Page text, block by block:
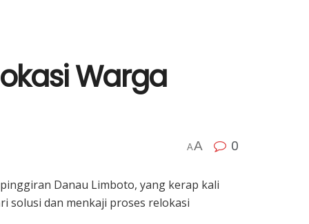
Warga
AA 0
Danau Limboto, yang kerap kali
solusi dan menkaji proses relokasi